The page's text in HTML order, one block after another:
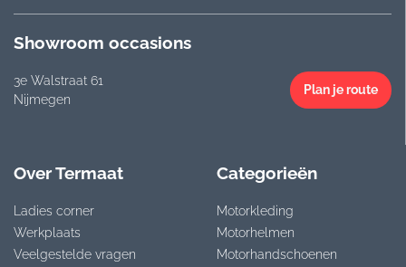
Showroom occasions
3e Walstraat 61
Nijmegen
Plan je route
Over Termaat
Ladies corner
Werkplaats
Veelgestelde vragen
Categorieën
Motorkleding
Motorhelmen
Motorhandschoenen